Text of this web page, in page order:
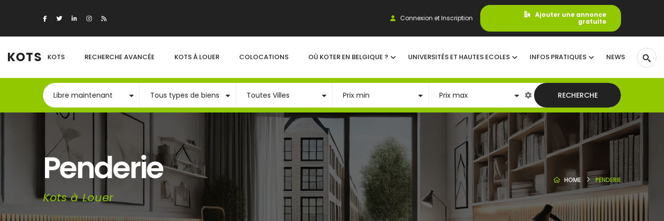
Connexion et Inscription
Ajouter une annonce
gratuite
KOTS KOTS RECHERCHE AVANCÉE KOTS À LOUER COLOCATIONS OÙ KOTER EN BELGIQUE ? UNIVERSITÉS ET HAUTES ECOLES INFOS PRATIQUES NEWS
RECHERCHE
Penderie
Kots à Louer
HOME PENDERIE